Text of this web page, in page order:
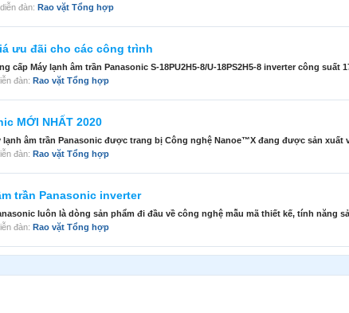
đàn: Rao vặt Tổng hợp
ưu đãi cho các công trình
cấp Máy lạnh âm trần Panasonic S-18PU2H5-8/U-18PS2H5-8 inverter công suất
đàn: Rao vặt Tổng hợp
MỚI NHẤT 2020
âm trần Panasonic được trang bị Công nghệ Nanoe™X đang được sản xuất
đàn: Rao vặt Tổng hợp
trần Panasonic inverter
luôn là dòng sản phẩm đi đầu về công nghệ mẫu mã thiết kế, tính năng
đàn: Rao vặt Tổng hợp